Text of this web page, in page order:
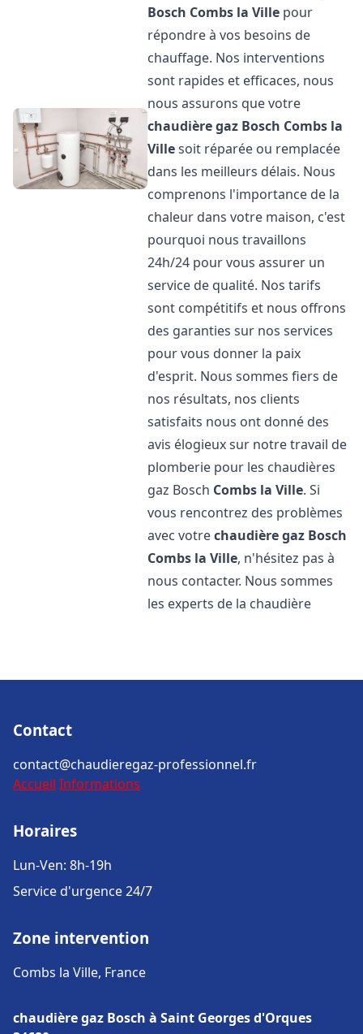
Bosch Combs la Ville pour
répondre à vos besoins de
chauffage. Nos interventions
sont rapides et efficaces, nous
nous assurons que votre
chaudière gaz Bosch Combs la
Villesoit réparée ou remplacée
dans les meilleurs délais. Nous
comprenons l'importance de la
chaleur dans votre maison, c'est
pourquoi nous travaillons
24h/24 pour vous assurer un
service de qualité. Nos tarifs
sont compétitifs et nous offrons
des garanties sur nos services
pour vous donner la paix
d'esprit. Nous sommes fiers de
nos résultats, nos clients
satisfaits nous ont donné des
avis élogieux sur notre travail de
plomberie pour les chaudières
gaz Bosch Combs la Ville. Si
vous rencontrez des problèmes
avec votrechaudière gaz Bosch
Combs la Ville, n'hésitez pas à
nous contacter. Nous sommes
les experts de la chaudière
Contact
contact@chaudieregaz-professionnel.fr
Accueil Informations
Horaires
Lun-Ven: 8h-19h
Service d'urgence 24/7
Zone intervention
Combs la Ville, France
chaudière gaz Bosch à Saint Georges d'Orques